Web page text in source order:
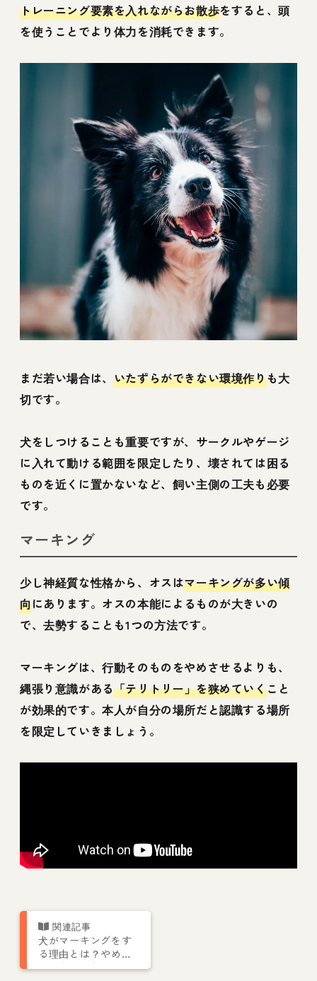
トレーニング要素を入れながらお散歩をすると、頭
を使うことでより体力を消耗できます。
まだ若い場合は、 いたずらができない環境作りも大
切です。
犬をしつけることも重要ですが、サークルやゲージ
に入れて動ける範囲を限定したり、壊されては困る
ものを近くに置かないなど、飼い主側の工夫も必要
です。
マーキング
少し神経質な性格から、オスはマーキングが多い傾
向にあります。オスの本能によるものが大きいの
で、去勢することも1つの方法です。
マーキングは、行動そのものをやめさせるよりも、
縄張り意識がある「テリトリー」を狭めていくこと
が効果的です。本人が自分の場所だと認識する場所
を限定していきましょう。
犬がマーキングをす
る理由とは？やめさ
せるためのしつけや